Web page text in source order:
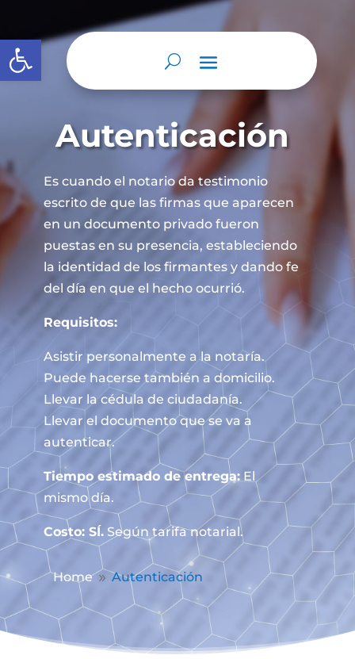
Abrir barra de herramientas
Autenticación
Es cuando el notario da testimonio
escrito de que las firmas que aparecen
en un documento privado fueron
puestas en su presencia, estableciendo
la identidad de los firmantes y dando fe
del día en que el hecho ocurrió.
Requisitos:
Asistir personalmente a la notaría.
Puede hacerse también a domicilio.
Llevar la cédula de ciudadanía.
Llevar el documento que se va a
autenticar.
Tiempo estimado de entrega:El
mismo día.
Costo: SÍ.Según tarifa notarial.
Home 9 Autenticación